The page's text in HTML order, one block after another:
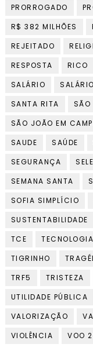
PRORROGADO
R$ 382 MILHÕES
REJEITADO
RESPOSTA
RICO
SALÁRIO
SANTA RITA
SÃO
SÃO JOÃO EM
SAUDE
SAÚDE
SEGURANÇA
SEMANA SANTA
SOFIA SIMPLÍCIO
SUSTENTABILIDADE
TCE
TECNOLOGIA
TIGRINHO
TRF5
TRISTEZA
UTILIDADE PÚBLICA
VALORIZAÇÃO
VIOLÊNCIA
VOO